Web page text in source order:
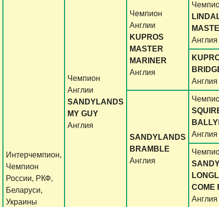
Интерчемпион,
Чемпион
России, РКФ,
Беларуси,
Украины
Чемпион
Англии
SANDYLANDS
MY GUY
Англия
Чемпион
Англии
KUPROS
MASTER
MARINER
Англия
Англия
Англия
SANDYLANDS
BRAMBLE
Англия
Англия
COME
Англия